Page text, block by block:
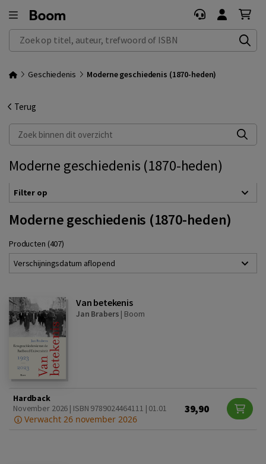
Zoek op titel, auteur, trefwoord of ISBN
Geschiedenis Moderne geschiedenis (1870-heden)
Terug
Zoek binnen dit overzicht
Moderne geschiedenis (1870-heden)
Filter op
Moderne geschiedenis (1870-heden)
Producten (407)
Verschijningsdatum aflopend
Van betekenis
Jan Brabers | Boom
Hardback
November 2026 | ISBN 9789024464111 | 01.01
Verwacht 26 november 2026
39,90